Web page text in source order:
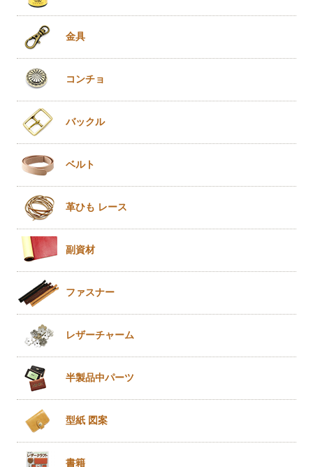
金具
コンチョ
バックル
ベルト
革ひも レース
副資材
ファスナー
レザーチャーム
半製品中パーツ
型紙 図案
書籍